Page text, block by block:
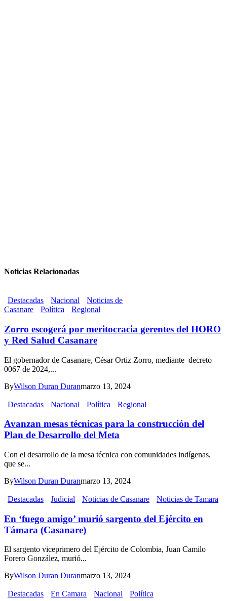
Noticias Relacionadas
Destacadas Nacional
Noticias de
Casanare
Política Regional
Zorro escogerá por meritocracia gerentes del HORO
y Red Salud Casanare
El gobernador de Casanare, César Ortiz Zorro, mediante decreto
0067 de 2024,...
ByWilson Duran Duranmarzo 13, 2024
Destacadas Nacional Política Regional
Avanzan mesas técnicas para la construcción del
Plan de Desarrollo del Meta
Con el desarrollo de la mesa técnica con comunidades indígenas,
que se...
ByWilson Duran Duranmarzo 13, 2024
Destacadas Judicial Noticias de Casanare Noticias de Tamara
En ‘fuego amigo’ murió sargento del Ejército en
Támara (Casanare)
El sargento viceprimero del Ejército de Colombia, Juan Camilo
Forero González, murió...
ByWilson Duran Duranmarzo 13, 2024
Destacadas En Camara Nacional Política